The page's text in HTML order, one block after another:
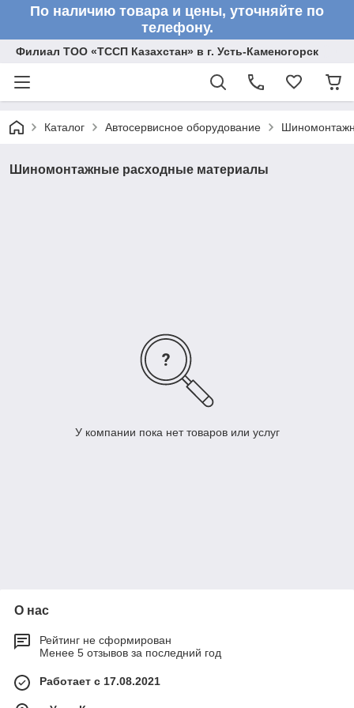
По наличию товара и цены, уточняйте по
телефону.
Филиал ТОО «ТССП Казахстан» в г. Усть-Каменогорск
Каталог Автосервисное оборудование
Шиномонтажные расходные материалы
У компании пока нет товаров или услуг
О нас
Рейтинг не сформирован
Менее 5 отзывов за последний год
Работает с 17.08.2021